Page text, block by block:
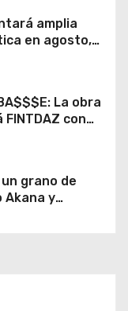
amplia
en agosto,
programación
2026
La obra
con
en el Salón
grano de
Akana y